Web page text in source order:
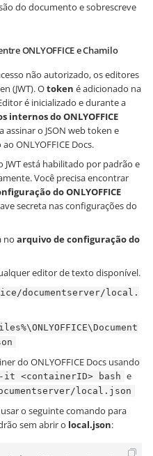
do documento e sobrescreve
ONLYOFFICE e Chamilo
não autorizado, os editores
(JWT). Otoken é adicionado na
é inicializado e durante a
internos do ONLYOFFICE
assinar o JSON web token e
ONLYOFFICE Docs.
JWT está habilitado por padrão e
Você precisa encontrar
do ONLYOFFICE
secreta nas configurações do
no arquivo de configuração do
editor de texto disponível.
documentserver/local.
do ONLYOFFICE Docs usando
it <containerID> bash e
local.json
o seguinte comando para
sem abrir o local.json: